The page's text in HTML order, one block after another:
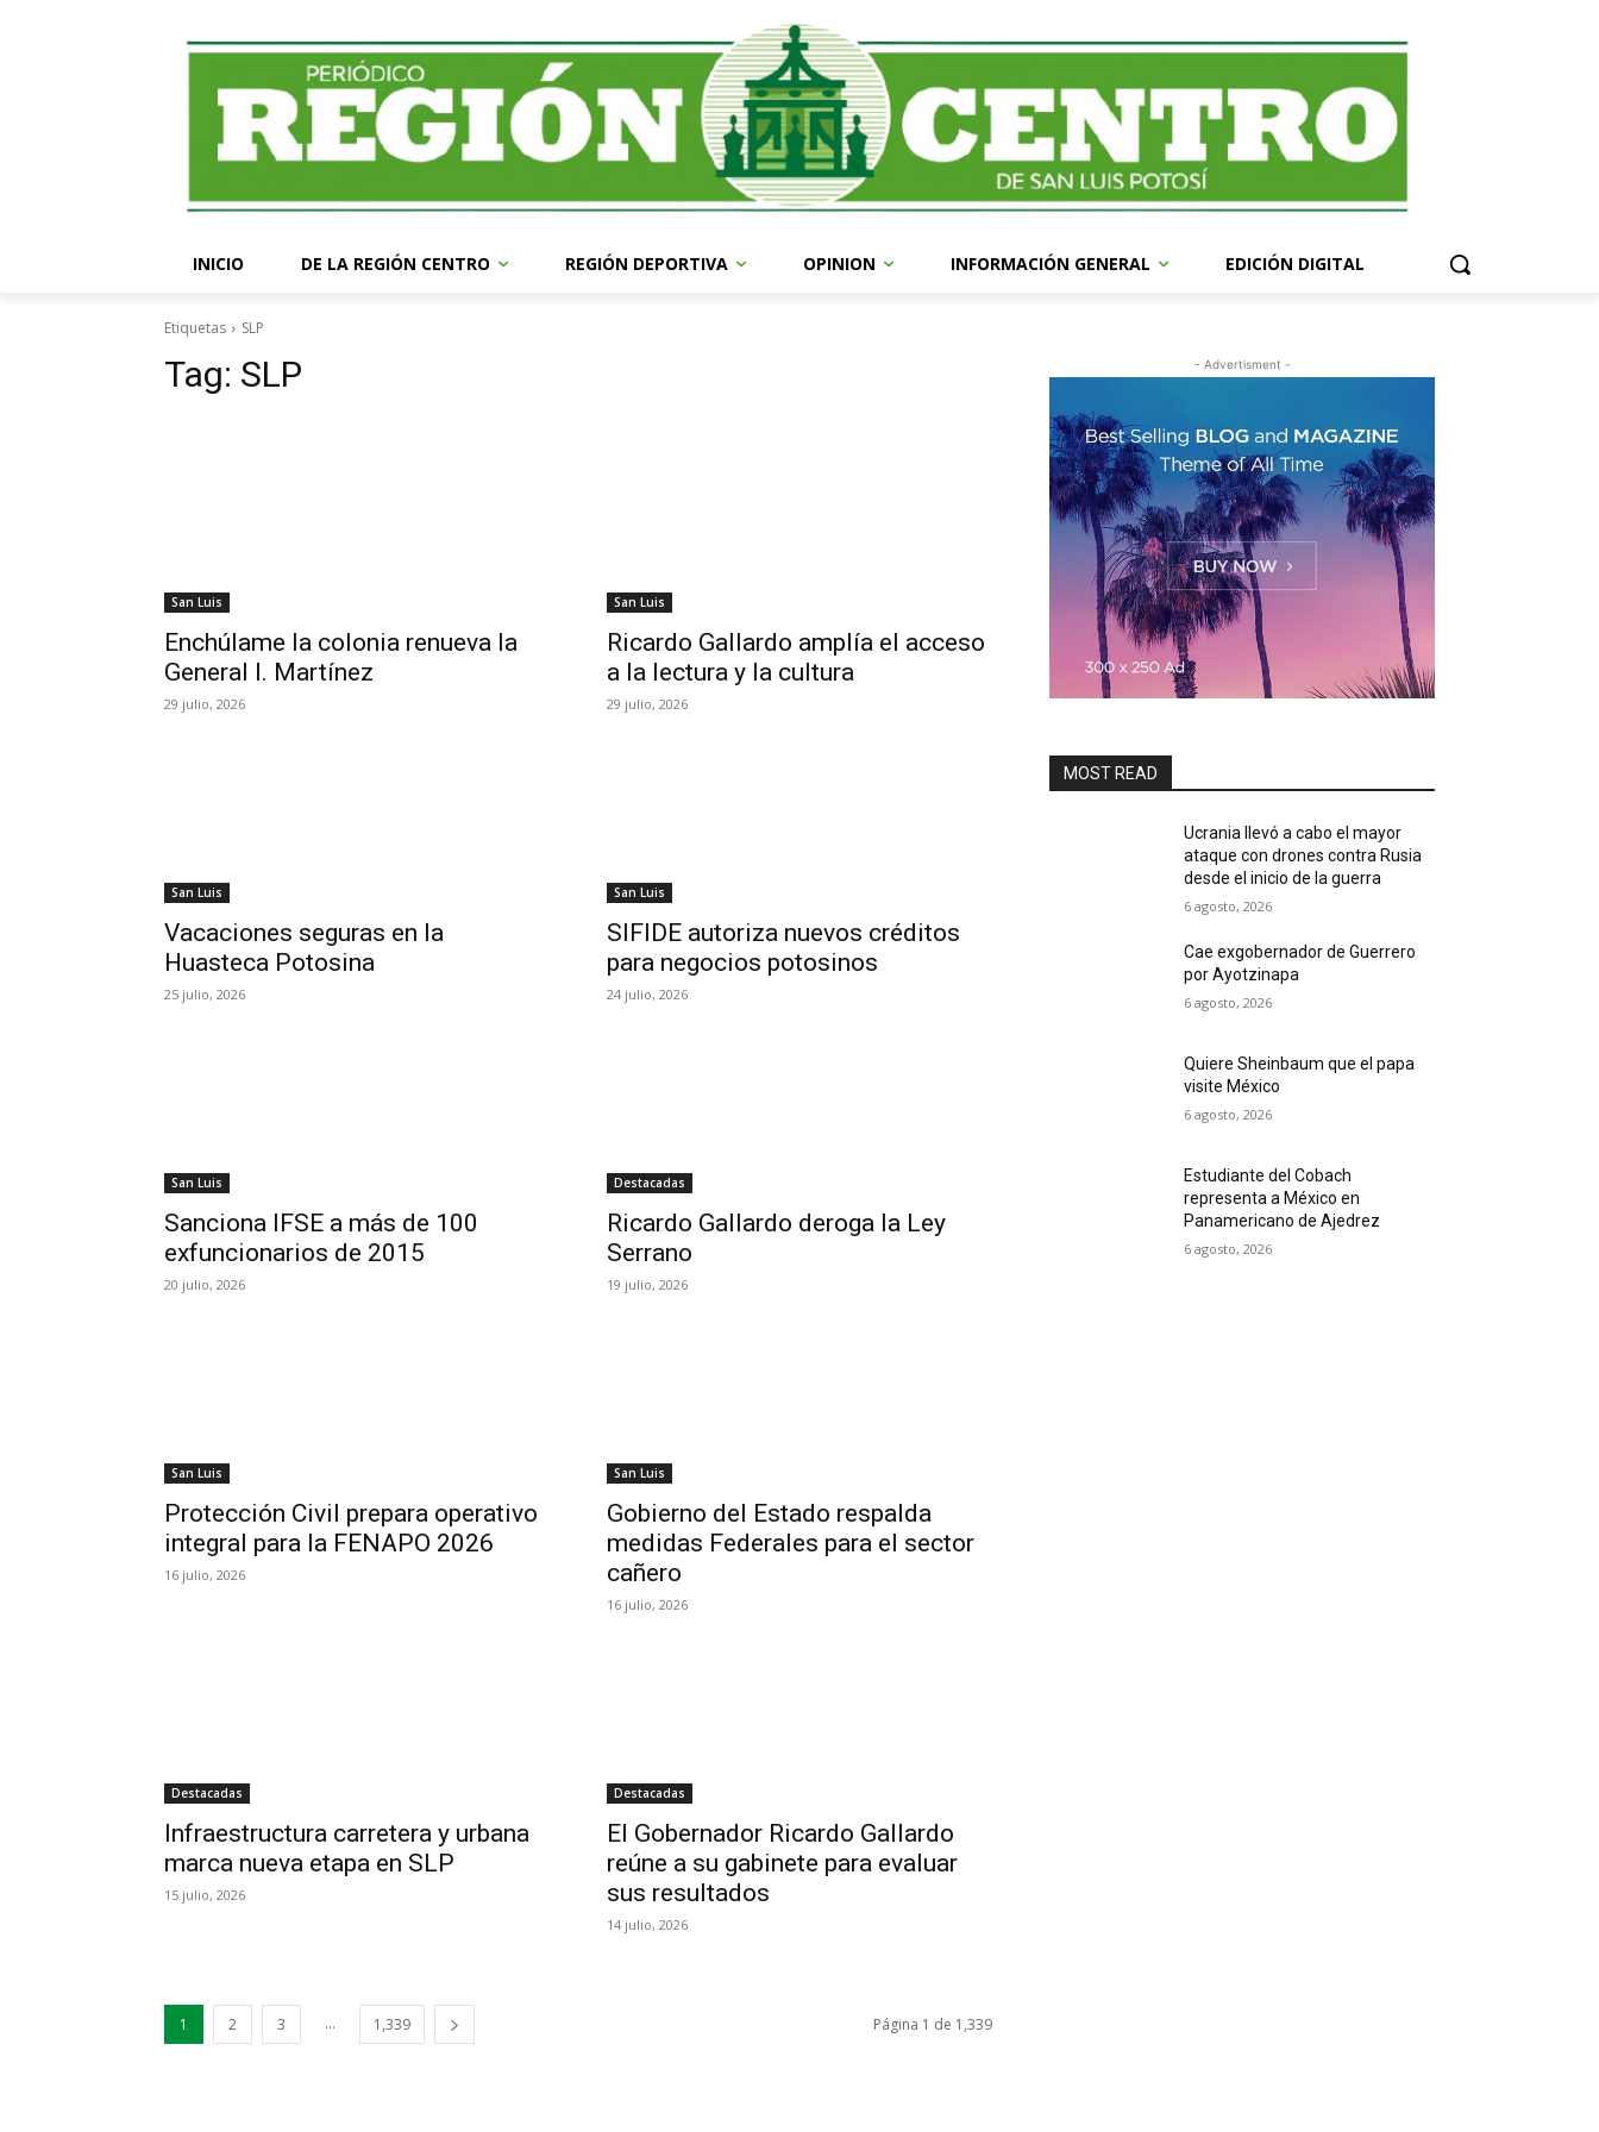
INICIO DE LA REGIÓN CENTRO REGIÓN DEPORTIVA OPINION INFORMACIÓN GENERAL EDICIÓN DIGITAL
Etiquetas SLP
Tag: SLP
San Luis
Enchúlame la colonia renueva la
General I. Martínez
29 julio, 2026
San Luis
Ricardo Gallardo amplía el acceso
a la lectura y la cultura
29 julio, 2026
San Luis
Vacaciones seguras en la
Huasteca Potosina
25 julio, 2026
San Luis
SIFIDE autoriza nuevos créditos
para negocios potosinos
24 julio, 2026
San Luis
Sanciona IFSE a más de 100
exfuncionarios de 2015
20 julio, 2026
Destacadas
Ricardo Gallardo deroga la Ley
Serrano
19 julio, 2026
San Luis
Protección Civil prepara operativo
integral para la FENAPO 2026
16 julio, 2026
San Luis
Gobierno del Estado respalda
medidas Federales para el sector
cañero
16 julio, 2026
Destacadas
Infraestructura carretera y urbana
marca nueva etapa en SLP
15 julio, 2026
Destacadas
El Gobernador Ricardo Gallardo
reúne a su gabinete para evaluar
sus resultados
14 julio, 2026
1 2 3 ... 1,339 Página 1 de 1,339
- Advertisment -
MOST READ
Ucrania llevó a cabo el mayor
ataque con drones contra Rusia
desde el inicio de la guerra
6 agosto, 2026
Cae exgobernador de Guerrero
por Ayotzinapa
6 agosto, 2026
Quiere Sheinbaum que el papa
visite México
6 agosto, 2026
Estudiante del Cobach
representa a México en
Panamericano de Ajedrez
6 agosto, 2026